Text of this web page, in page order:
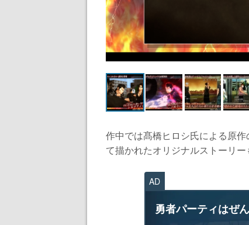
作中では髙橋ヒロシ氏による原
て描かれたオリジナルストーリ
AD
勇者パーティはぜ